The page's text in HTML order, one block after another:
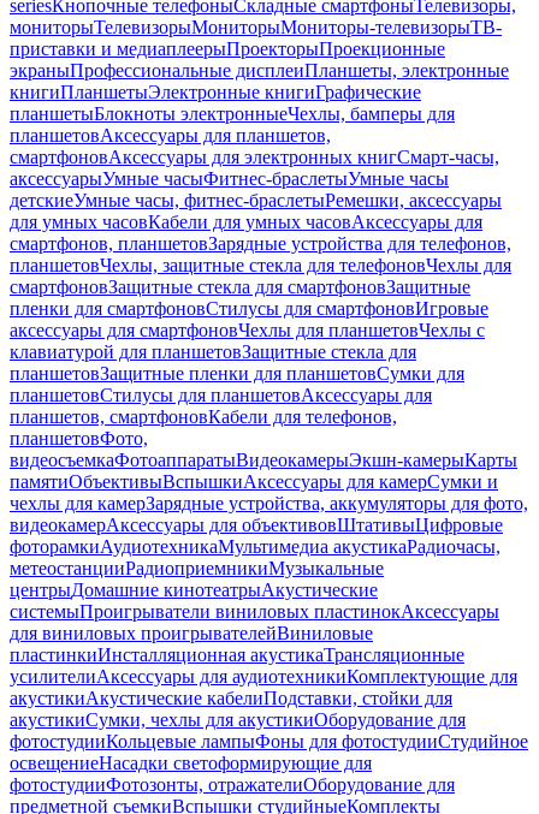
seriesКнопочные телефоныСкладные смартфоныТелевизоры,
мониторыТелевизорыМониторыМониторы-телевизорыТВ-
приставки и медиаплеерыПроекторыПроекционные
экраныПрофессиональные дисплеиПланшеты, электронные
книгиПланшетыЭлектронные книгиГрафические
планшетыБлокноты электронныеЧехлы, бамперы для
планшетовАксессуары для планшетов,
смартфоновАксессуары для электронных книгСмарт-часы,
аксессуарыУмные часыФитнес-браслетыУмные часы
детскиеУмные часы, фитнес-браслетыРемешки, аксессуары
для умных часовКабели для умных часовАксессуары для
смартфонов, планшетовЗарядные устройства для телефонов,
планшетовЧехлы, защитные стекла для телефоновЧехлы для
смартфоновЗащитные стекла для смартфоновЗащитные
пленки для смартфоновСтилусы для смартфоновИгровые
аксессуары для смартфоновЧехлы для планшетовЧехлы с
клавиатурой для планшетовЗащитные стекла для
планшетовЗащитные пленки для планшетовСумки для
планшетовСтилусы для планшетовАксессуары для
планшетов, смартфоновКабели для телефонов,
планшетовФото,
видеосъемкаФотоаппаратыВидеокамерыЭкшн-камерыКарты
памятиОбъективыВспышкиАксессуары для камерСумки и
чехлы для камерЗарядные устройства, аккумуляторы для фото,
видеокамерАксессуары для объективовШтативыЦифровые
фоторамкиАудиотехникаМультимедиа акустикаРадиочасы,
метеостанцииРадиоприемникиМузыкальные
центрыДомашние кинотеатрыАкустические
системыПроигрыватели виниловых пластинокАксессуары
для виниловых проигрывателейВиниловые
пластинкиИнсталляционная акустикаТрансляционные
усилителиАксессуары для аудиотехникиКомплектующие для
акустикиАкустические кабелиПодставки, стойки для
акустикиСумки, чехлы для акустикиОборудование для
фотостудииКольцевые лампыФоны для фотостудииСтудийное
освещениеНасадки светоформирующие для
фотостудииФотозонты, отражателиОборудование для
предметной съемкиВспышки студийныеКомплекты